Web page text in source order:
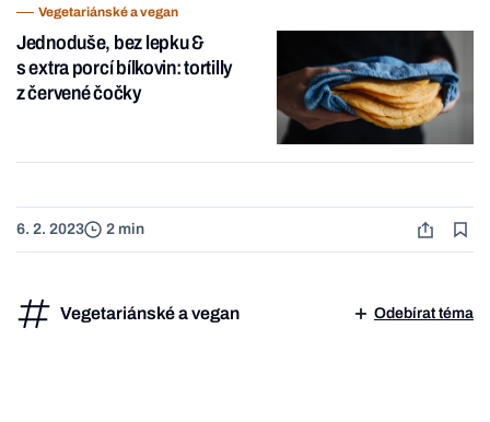
Vegetariánské a vegan
Jednoduše, bez lepku &
s extra porcí bílkovin: tortilly
z červené čočky
6. 2. 2023 2 min
Vegetariánské a vegan Odebírat téma